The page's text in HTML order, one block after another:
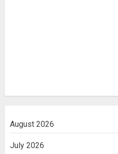
August 2026
July 2026